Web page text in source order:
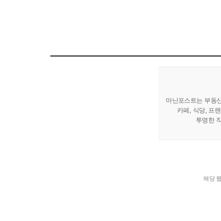
마닌포스트는 부동
카페, 식당, 프
투명한
해당